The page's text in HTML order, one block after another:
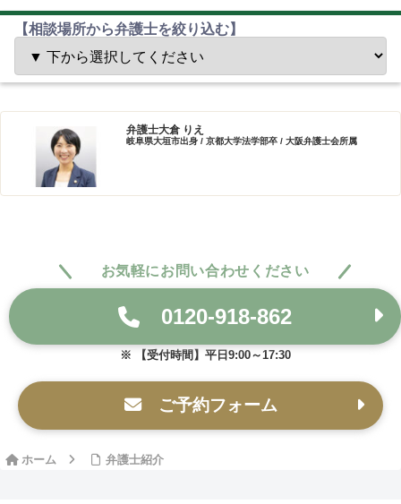
【相談場所から弁護士を絞り込む】
弁護士大倉 りえ
岐阜県大垣市出身 / 京都大学法学部卒 / 大阪弁護士会所属
お気軽にお問い合わせください
0120-918-862
【受付時間】平日9:00～17:30
ご予約フォーム
ホーム 弁護士紹介